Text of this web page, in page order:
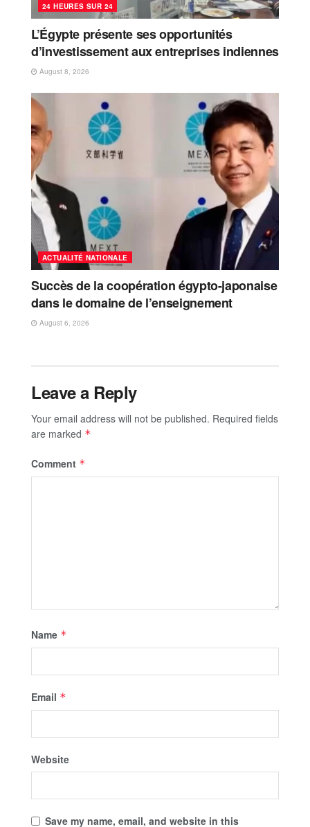
24 HEURES SUR 24
L’Égypte présente ses opportunités
d’investissement aux entreprises indiennes
August 8, 2026
ACTUALITÉ NATIONALE
Succès de la coopération égypto-japonaise
dans le domaine de l’enseignement
August 6, 2026
Leave a Reply
Your email address will not be published. Required fields
are marked *
Comment *
Name *
Email *
Website
Save my name, email, and website in this